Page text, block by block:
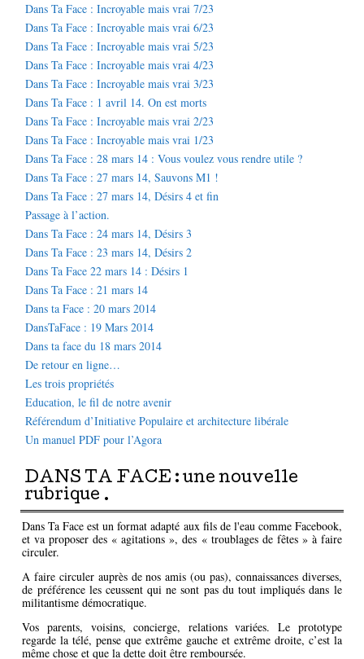
Dans Ta Face : Incroyable mais vrai 7/23
Dans Ta Face : Incroyable mais vrai 6/23
Dans Ta Face : Incroyable mais vrai 5/23
Dans Ta Face : Incroyable mais vrai 4/23
Dans Ta Face : Incroyable mais vrai 3/23
Dans Ta Face : 1 avril 14. On est morts
Dans Ta Face : Incroyable mais vrai 2/23
Dans Ta Face : Incroyable mais vrai 1/23
Dans Ta Face : 28 mars 14 : Vous voulez vous rendre utile ?
Dans Ta Face : 27 mars 14, Sauvons M1 !
Dans Ta Face : 27 mars 14, Désirs 4 et fin
Passage à l’action.
Dans Ta Face : 24 mars 14, Désirs 3
Dans Ta Face : 23 mars 14, Désirs 2
Dans Ta Face 22 mars 14 : Désirs 1
Dans Ta Face : 21 mars 14
Dans ta Face : 20 mars 2014
DansTaFace : 19 Mars 2014
Dans ta face du 18 mars 2014
De retour en ligne…
Les trois propriétés
Education, le fil de notre avenir
Référendum d’Initiative Populaire et architecture libérale
Un manuel PDF pour l’Agora
DANS TA FACE : une nouvelle
rubrique .
Dans Ta Face est un format adapté aux fils de l'eau comme Facebook,
et va proposer des « agitations », des « troublages de fêtes » à faire
circuler.
A faire circuler auprès de nos amis (ou pas), connaissances diverses,
de préférence les ceussent qui ne sont pas du tout impliqués dans le
militantisme démocratique.
Vos parents, voisins, concierge, relations variées. Le prototype
regarde la télé, pense que extrême gauche et extrême droite, c’est la
même chose et que la dette doit être remboursée.